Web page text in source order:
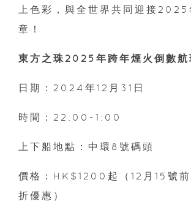
上色彩，與全世界共同迎接2025
章！
東方之珠2025年跨年煙火倒數航
日期：2024年12月31日⁣
時間：22:00-1:00⁣
上下船地點：中環8號碼頭⁣
價格：HK$1200起（12月15號
折優惠）⁣